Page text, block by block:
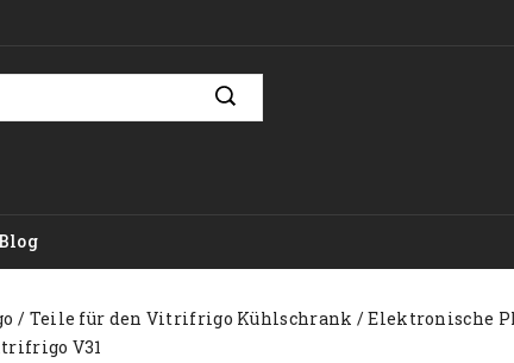
Blog
Teile für den Vitrifrigo Kühlschrank
Elektronische
V31